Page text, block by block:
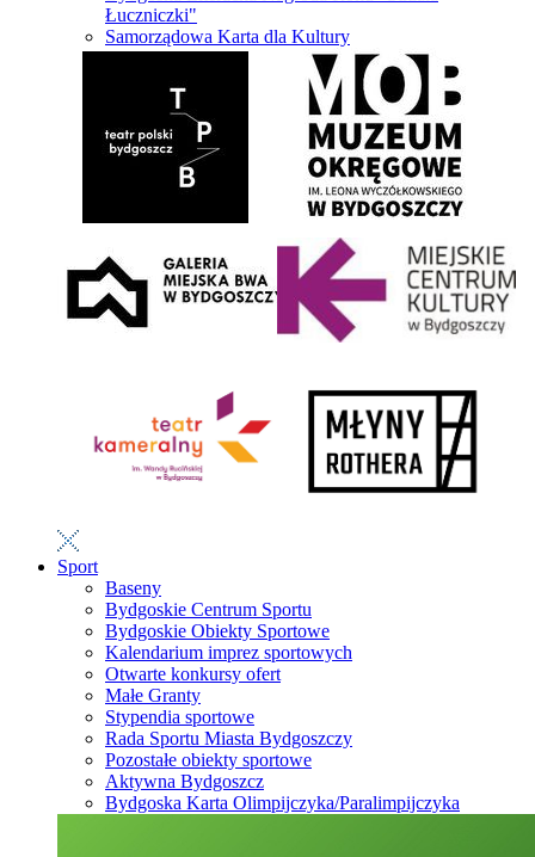
Łuczniczki"
Samorządowa Karta dla Kultury
Sport
Baseny
Bydgoskie Centrum Sportu
Bydgoskie Obiekty Sportowe
Kalendarium imprez sportowych
Otwarte konkursy ofert
Małe Granty
Stypendia sportowe
Rada Sportu Miasta Bydgoszczy
Pozostałe obiekty sportowe
Aktywna Bydgoszcz
Bydgoska Karta Olimpijczyka/Paralimpijczyka